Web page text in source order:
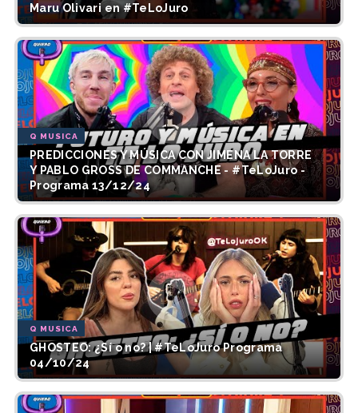
Maru Olivari en #TeLoJuro
Q MUSICA
PREDICCIONES Y MÚSICA CON JIMENA LA TORRE
Y PABLO GROSS DE COMMANCHE - #TeLoJuro -
Programa 13/12/24
Q MUSICA
GHOSTEO: ¿Sí o no? | #TeLoJuro Programa
04/10/24